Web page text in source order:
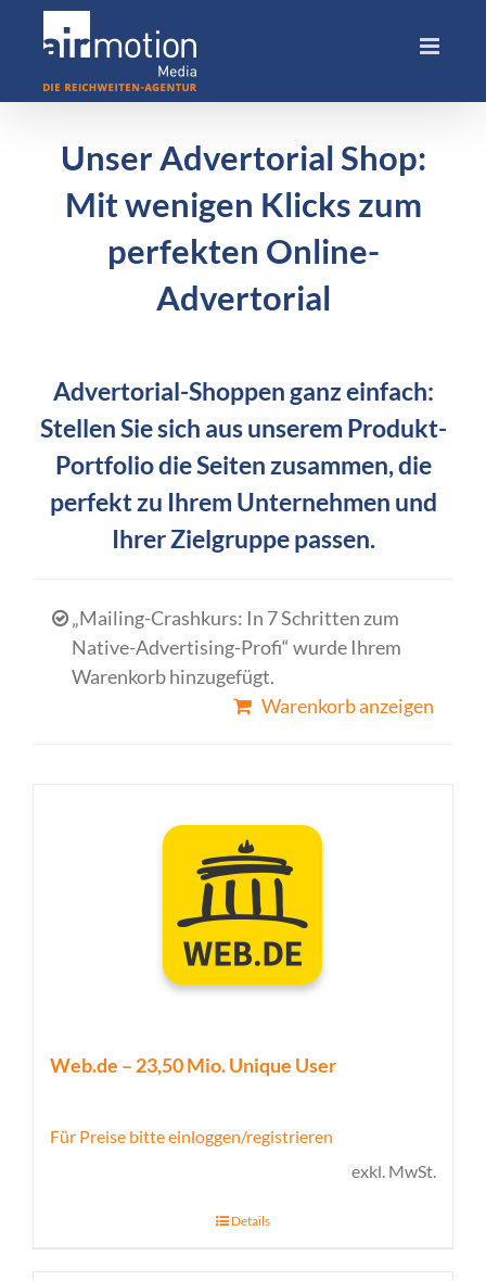
Unser Advertorial Shop:
Mit wenigen Klicks zum
perfekten Online-
Advertorial
Advertorial-Shoppen ganz einfach:
Stellen Sie sich aus unserem Produkt-
Portfolio die Seiten zusammen, die
perfekt zu Ihrem Unternehmen und
Ihrer Zielgruppe passen.
„Mailing-Crashkurs: In 7 Schritten zum
Native-Advertising-Profi“ wurde Ihrem
Warenkorb hinzugefügt.
Warenkorb anzeigen
Web.de – 23,50 Mio. Unique User
Für Preise bitte einloggen/registrieren
exkl. MwSt.
Details